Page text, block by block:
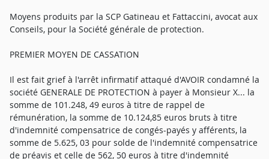
Moyens produits par la SCP Gatineau et Fattaccini, avocat aux
Conseils, pour la Société générale de protection.
PREMIER MOYEN DE CASSATION
Il est fait grief à l'arrêt infirmatif attaqué d'AVOIR condamné la
société GENERALE DE PROTECTION à payer à Monsieur X... la
somme de 101.248, 49 euros à titre de rappel de
rémunération, la somme de 10.124,85 euros bruts à titre
d'indemnité compensatrice de congés-payés y afférents, la
somme de 5.625, 03 pour solde de l'indemnité compensatrice
de préavis et celle de 562, 50 euros à titre d'indemnité